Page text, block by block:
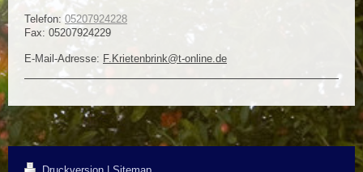
Telefon: 05207924228
Fax: 05207924229
E-Mail-Adresse: F.Krietenbrink@t-online.de